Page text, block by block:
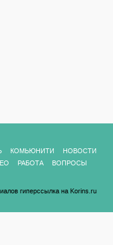
КОМЬЮНИТИ
НОВОСТИ
РАБОТА
ВОПРОСЫ
гиперссылка на Korins.ru